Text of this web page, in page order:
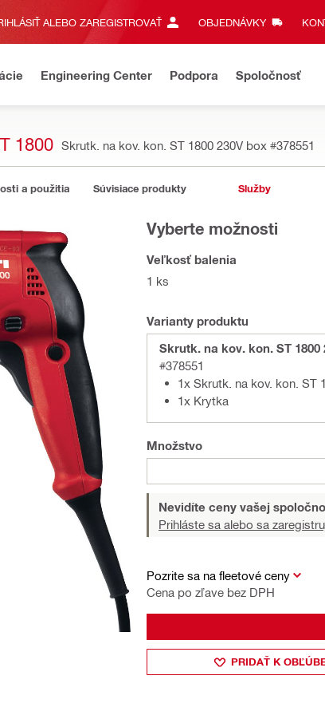
ALEBO ZAREGISTROVAŤ OBJEDNÁVKY
Engineering Center Podpora Spoločnosť
1800 Skrutk. na kov. kon. ST 1800 230V box #378551
a použitia Súvisiace produkty Služby
Vyberte možnosti
Veľkosť balenia
1 ks
Varianty produktu
Skrutk. na kov. kon. ST 1800
#378551
1x Skrutk. na kov. kon. ST
1x Krytka
Množstvo
Nevidíte ceny vašej
Prihláste sa alebo sa
Pozrite sa na fleetové ceny
Cena po zľave bez DPH
PRIDAŤ K